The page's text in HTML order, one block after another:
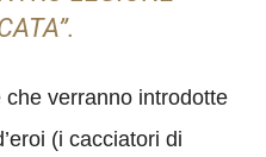
verranno introdotte
(i cacciatori di